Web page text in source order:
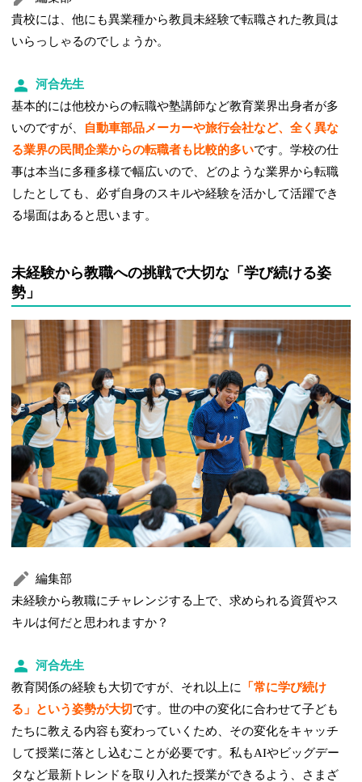
貴校には、他にも異業種から教員未経験で転職された教員は
いらっしゃるのでしょうか。
河合先生
基本的には他校からの転職や塾講師など教育業界出身者が多
いのですが、
自動車部品メーカーや旅行会社など、全く異な
る業界の民間企業からの転職者も比較的多いです。学校の仕
事は本当に多種多様で幅広いので、どのような業界から転職
したとしても、必ず自身のスキルや経験を活かして活躍でき
る場面はあると思います。
未経験から教職への挑戦で大切な「学び続ける姿
勢」
編集部
未経験から教職にチャレンジする上で、求められる資質やス
キルは何だと思われますか？
河合先生
教育関係の経験も大切ですが、それ以上に
「常に学び続け
る」という姿勢が大切です。世の中の変化に合わせて子ども
たちに教える内容も変わっていくため、その変化をキャッチ
して授業に落とし込むことが必要です。私もAIやビッグデー
タなど最新トレンドを取り入れた授業ができるよう、さまざ